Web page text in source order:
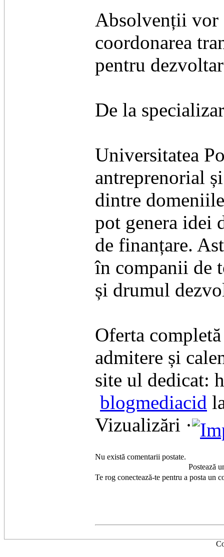
Absolvenții vor
coordonarea
pentru
De la
Universitatea
antreprenorial
dintre
pot genera idei
de finanțare.
în companii de
și drumul
Oferta
admitere și
site ul dedicat:
blogmediacid
Vizualizări ·
Nu există comentarii postate.
Postează
Te rog conectează-te pentru a posta un